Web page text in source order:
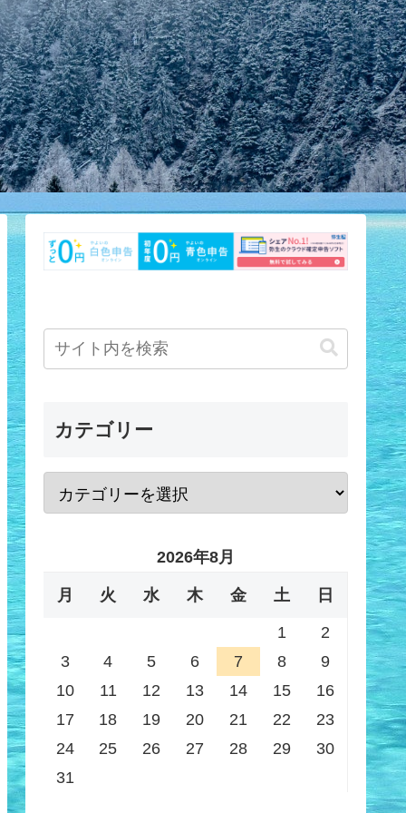
カテゴリー
2026年8月
月 火 水 木 金 土 日
1
2
3
4 5 6 7 8
9
10
11 12 13 14 15
16
17
18 19 20 21 22
23
24
25 26 27 28 29
30
31